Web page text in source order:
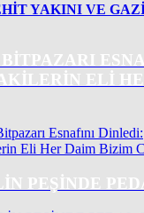
YAKINI VE
ELI
PEŞİNDE